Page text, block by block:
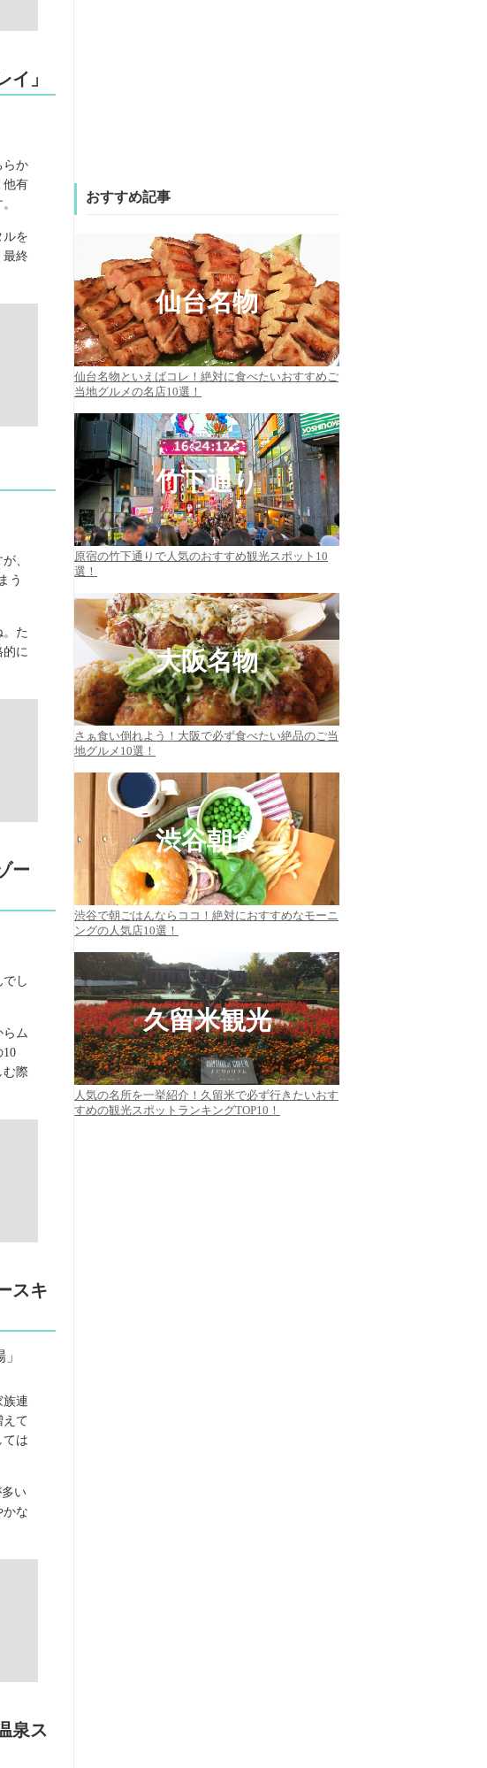
」
らか
他有
ルを
最終
、
う
た
的に
ー
し
らム
10
む際
スキ
族連
えて
ては
い
かな
泉ス
おすすめ記事
仙台名物
仙台名物といえばコレ！絶対に食べたいおすすめご
当地グルメの名店10選！
竹下通り
原宿の竹下通りで人気のおすすめ観光スポット10
選！
大阪名物
さぁ食い倒れよう！大阪で必ず食べたい絶品のご当
地グルメ10選！
渋谷朝食
渋谷で朝ごはんならココ！絶対におすすめなモーニ
ングの人気店10選！
久留米観光
人気の名所を一挙紹介！久留米で必ず行きたいおす
すめの観光スポットランキングTOP10！